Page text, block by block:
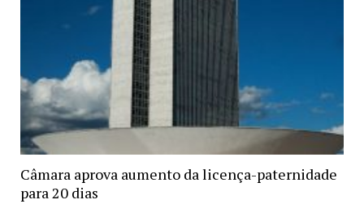
Câmara aprova aumento da licença-paternidade
para 20 dias